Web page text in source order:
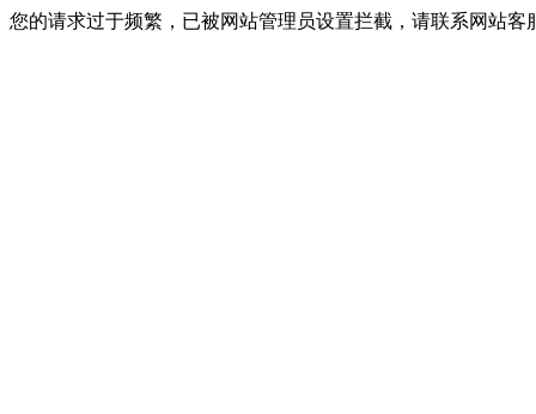
您的请求过于频繁，已被网站管理员设置拦截，请联系网站客